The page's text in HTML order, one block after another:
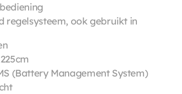
regelsysteem, ook gebruikt in
(Battery Management System)